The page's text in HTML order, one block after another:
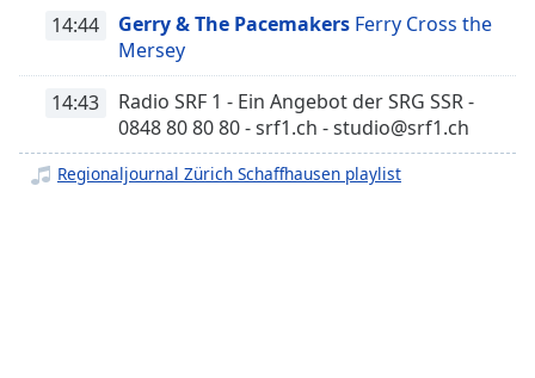
Picture-
This
14:44 Gerry & The Pacemakers Ferry Cross the
Mersey
14:43
Radio SRF 1 - Ein Angebot der SRG SSR -
0848 80 80 80 - srf1.ch - studio@srf1.ch
Regionaljournal Zürich Schaffhausen playlist